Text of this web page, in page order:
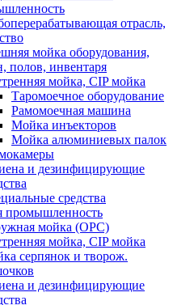
отрасль,
мойка оборудования,
полов, инвентаря
мойка, CIP мойка
Таромоечное оборудование
Рамомоечная машина
Мойка инъекторов
Мойка алюминиевых палок
и дезинфицирующие
средства
промышленность
мойка (ОРС)
мойка, CIP мойка
серпянок и творож.
и дезинфицирующие